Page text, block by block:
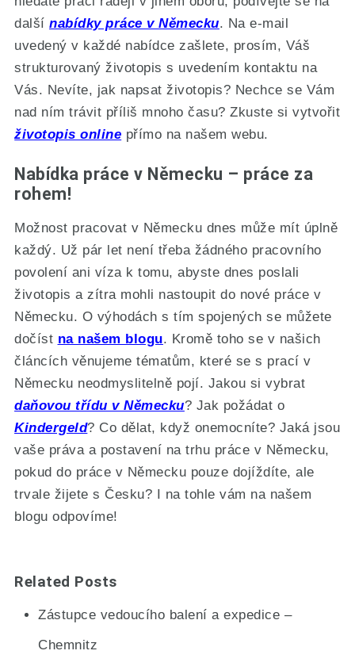
dalšínabídky práce v Německu. Na e-mail
uvedený v každé nabídce zašlete, prosím, Váš
strukturovaný životopis s uvedením kontaktu na
Vás. Nevíte, jak napsat životopis? Nechce se Vám
nad ním trávit příliš mnoho času? Zkuste si vytvořit
životopis online přímo na našem webu.
Nabídka práce v Německu – práce za
rohem!
Možnost pracovat v Německu dnes může mít úplně
každý. Už pár let není třeba žádného pracovního
povolení ani víza k tomu, abyste dnes poslali
životopis a zítra mohli nastoupit do nové práce v
Německu. O výhodách s tím spojených se můžete
dočíst na našem blogu. Kromě toho se v našich
článcích věnujeme tématům, které se s prací v
Německu neodmyslitelně pojí. Jakou si vybrat
daňovou třídu v Německu? Jak požádat o
Kindergeld? Co dělat, když onemocníte? Jaká jsou
vaše práva a postavení na trhu práce v Německu,
pokud do práce v Německu pouze dojíždíte, ale
trvale žijete s Česku? I na tohle vám na našem
blogu odpovíme!
Related Posts
Zástupce vedoucího balení a expedice –
Chemnitz